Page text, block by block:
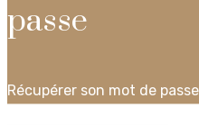
passe
Récupérer son mot de passe